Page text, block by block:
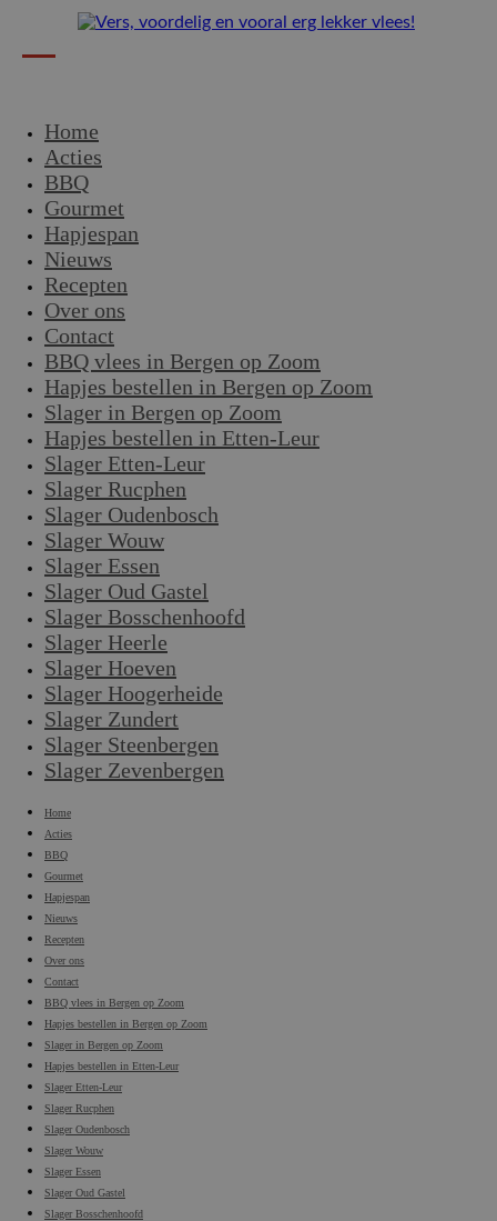
Home
Acties
BBQ
Gourmet
Hapjespan
Nieuws
Recepten
Over ons
Contact
BBQ vlees in Bergen op Zoom
Hapjes bestellen in Bergen op Zoom
Slager in Bergen op Zoom
Hapjes bestellen in Etten-Leur
Slager Etten-Leur
Slager Rucphen
Slager Oudenbosch
Slager Wouw
Slager Essen
Slager Oud Gastel
Slager Bosschenhoofd
Slager Heerle
Slager Hoeven
Slager Hoogerheide
Slager Zundert
Slager Steenbergen
Slager Zevenbergen
Home
Acties
BBQ
Gourmet
Hapjespan
Nieuws
Recepten
Over ons
Contact
BBQ vlees in Bergen op Zoom
Hapjes bestellen in Bergen op Zoom
Slager in Bergen op Zoom
Hapjes bestellen in Etten-Leur
Slager Etten-Leur
Slager Rucphen
Slager Oudenbosch
Slager Wouw
Slager Essen
Slager Oud Gastel
Slager Bosschenhoofd